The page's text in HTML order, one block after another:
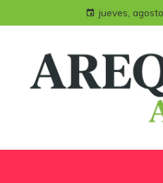
jueves,